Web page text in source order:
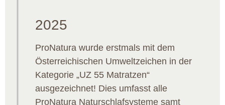
2025
ProNatura wurde erstmals mit dem
Österreichischen Umweltzeichen in der
Kategorie „UZ 55 Matratzen“
ausgezeichnet! Dies umfasst alle
ProNatura Naturschlafsysteme samt